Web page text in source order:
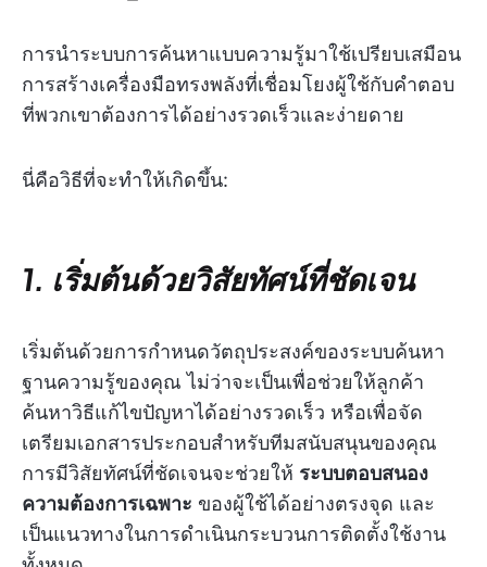
การนำระบบการค้นหาแบบความรู้มาใช้เปรียบเสมือน
การสร้างเครื่องมือทรงพลังที่เชื่อมโยงผู้ใช้กับคำตอบ
ที่พวกเขาต้องการได้อย่างรวดเร็วและง่ายดาย
นี่คือวิธีที่จะทำให้เกิดขึ้น:
1. เริ่มต้นด้วยวิสัยทัศน์ที่ชัดเจน
เริ่มต้นด้วยการกำหนดวัตถุประสงค์ของระบบค้นหา
ฐานความรู้ของคุณ ไม่ว่าจะเป็นเพื่อช่วยให้ลูกค้า
ค้นหาวิธีแก้ไขปัญหาได้อย่างรวดเร็ว หรือเพื่อจัด
เตรียมเอกสารประกอบสำหรับทีมสนับสนุนของคุณ
การมีวิสัยทัศน์ที่ชัดเจนจะช่วยให้ ระบบตอบสนอง
ความต้องการเฉพาะ ของผู้ใช้ได้อย่างตรงจุด และ
เป็นแนวทางในการดำเนินกระบวนการติดตั้งใช้งาน